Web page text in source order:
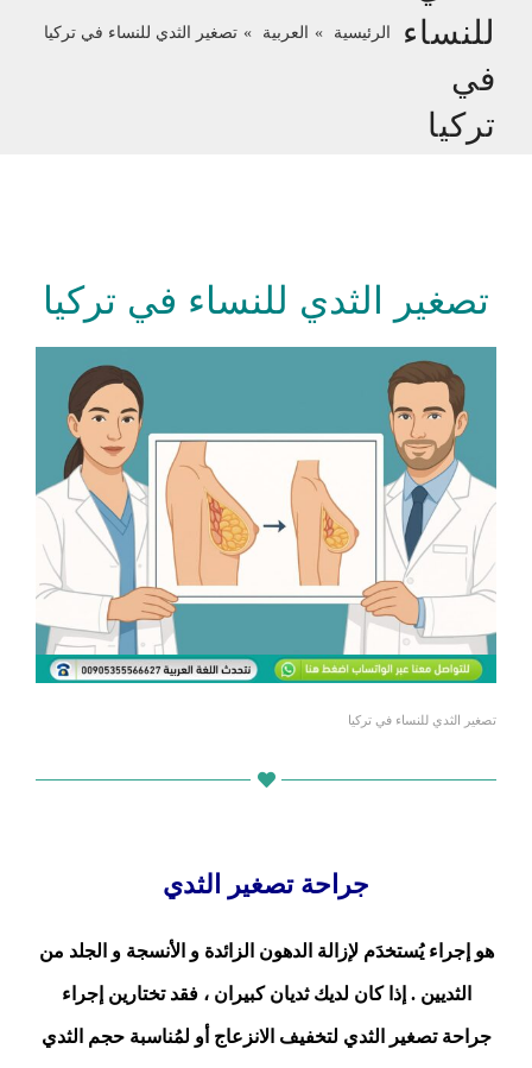
للنساء
في
تركيا
الرئيسية العربية تصغير الثدي للنساء في تركيا
تصغير الثدي للنساء في تركيا
تصغير الثدي للنساء في تركيا
جراحة تصغير الثدي
هو إجراء يُستخدَم لإزالة الدهون الزائدة و الأنسجة و الجلد من
الثديين . إذا كان لديك ثديان كبيران ، فقد تختارين إجراء
جراحة تصغير الثدي لتخفيف الانزعاج أو لمُناسبة حجم الثدي